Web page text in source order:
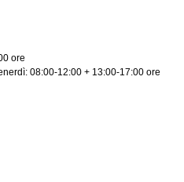
ore
08:00-12:00 + 13:00-17:00 ore